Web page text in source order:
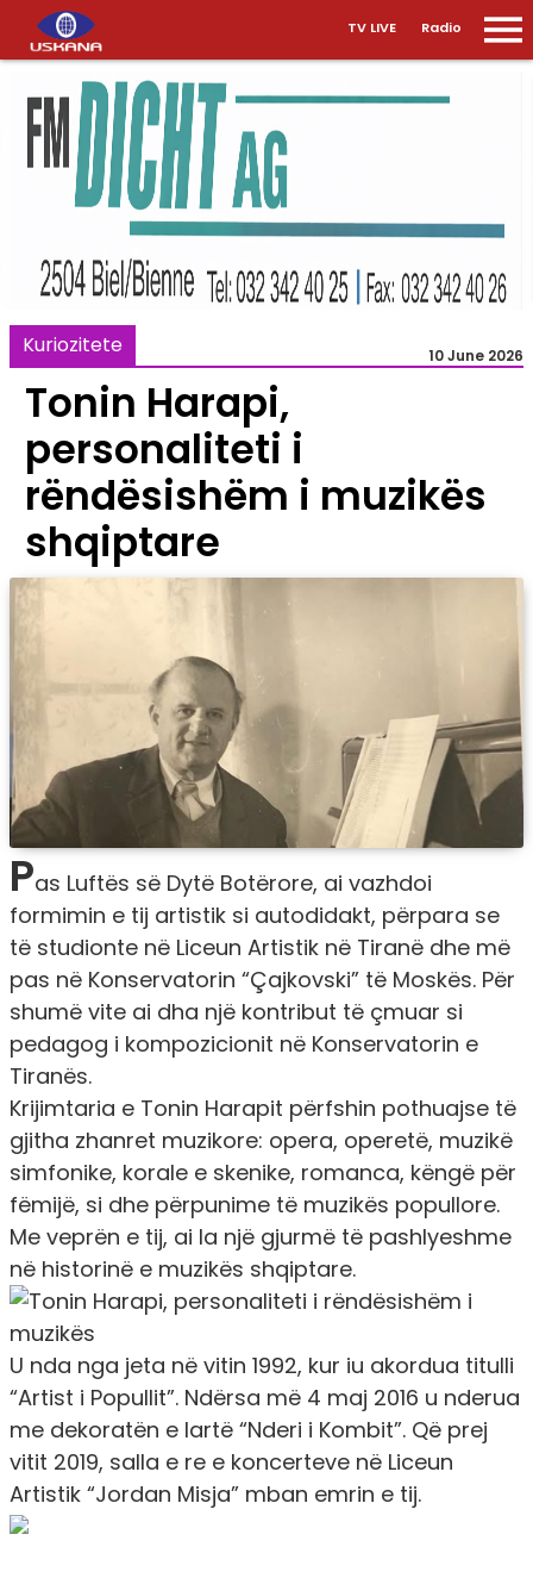
TV LIVE Radio
Kuriozitete 10 June 2026
Tonin Harapi,
personaliteti i
rëndësishëm i muzikës
shqiptare
Pas Luftës së Dytë Botërore, ai vazhdoi
formimin e tij artistik si autodidakt, përpara se
të studionte në Liceun Artistik në Tiranë dhe më
pas në Konservatorin “Çajkovski” të Moskës. Për
shumë vite ai dha një kontribut të çmuar si
pedagog i kompozicionit në Konservatorin e
Tiranës.
Krijimtaria e Tonin Harapit përfshin pothuajse të
gjitha zhanret muzikore: opera, operetë, muzikë
simfonike, korale e skenike, romanca, këngë për
fëmijë, si dhe përpunime të muzikës popullore.
Me veprën e tij, ai la një gjurmë të pashlyeshme
në historinë e muzikës shqiptare.
U nda nga jeta në vitin 1992, kur iu akordua titulli
“Artist i Popullit”. Ndërsa më 4 maj 2016 u nderua
me dekoratën e lartë “Nderi i Kombit”. Që prej
vitit 2019, salla e re e koncerteve në Liceun
Artistik “Jordan Misja” mban emrin e tij.